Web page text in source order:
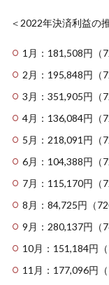
＜2022年決済利益の
1月：181,508円（
2月：195,848円（
3月：351,905円（
4月：136,084円（
5月：218,091円（
6月：104,388円（
7月：115,170円（
8月：84,725円（
9月：280,137円（
10月：151,184円（
11月：177,096円（